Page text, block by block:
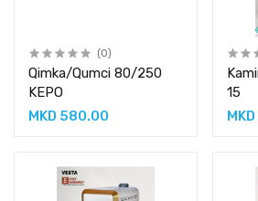
(0)
Qimka/Qumci 80/250
KEPO
MKD 580.00
15